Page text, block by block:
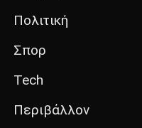
Πολιτική
Σπορ
Tech
Περιβάλλον